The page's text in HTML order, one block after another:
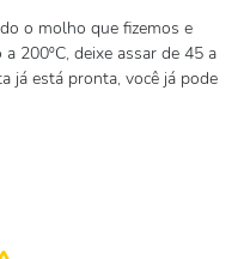
o molho que fizemos e
200ºC, deixe assar de 45 a
já está pronta, você já pode